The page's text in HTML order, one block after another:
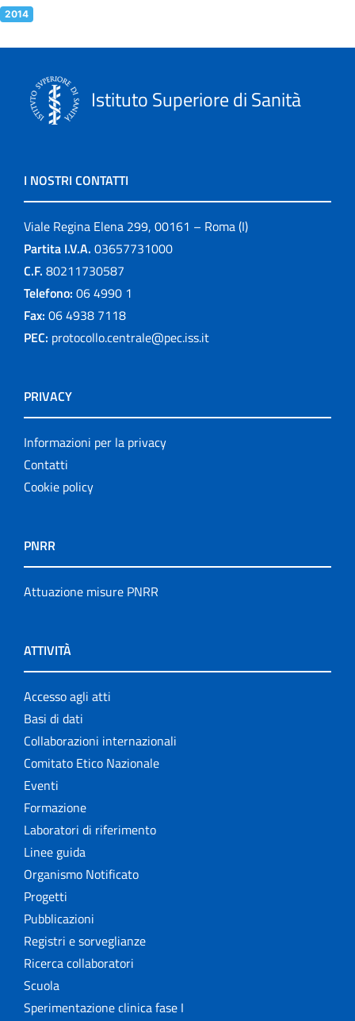
2014
Istituto Superiore di Sanità
I NOSTRI CONTATTI
Viale Regina Elena 299, 00161 – Roma (I)
Partita I.V.A. 03657731000
C.F. 80211730587
Telefono: 06 4990 1
Fax: 06 4938 7118
PEC: protocollo.centrale@pec.iss.it
PRIVACY
Informazioni per la privacy
Contatti
Cookie policy
PNRR
Attuazione misure PNRR
ATTIVITÀ
Accesso agli atti
Basi di dati
Collaborazioni internazionali
Comitato Etico Nazionale
Eventi
Formazione
Laboratori di riferimento
Linee guida
Organismo Notificato
Progetti
Pubblicazioni
Registri e sorveglianze
Ricerca collaboratori
Scuola
Sperimentazione clinica fase I